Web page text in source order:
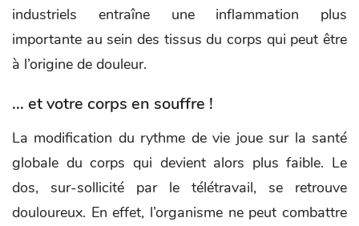
industriels entraîne une inflammation plus
importante au sein des tissus du corps qui peut être
à l’origine de douleur.
... et votre corps en souffre !
La modification du rythme de vie joue sur la santé
globale du corps qui devient alors plus faible. Le
dos, sur-sollicité par le télétravail, se retrouve
douloureux. En effet, l’organisme ne peut combattre